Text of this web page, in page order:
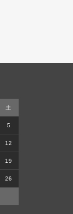
土
5
12
19
26